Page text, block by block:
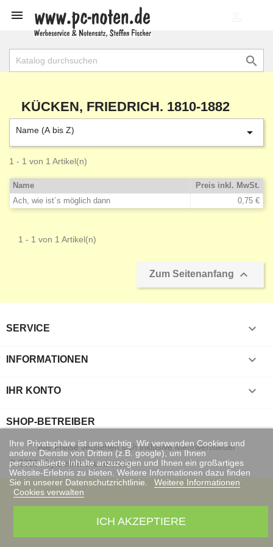


Ihre Privatsphäre ist uns wichtig. Wir verwenden Cookies und
andere Dienste von Dritten (z.B. google), um Ihnen
personalisierte Inhalte anzuzeigen und Ihnen ein großartiges
Website-Erlebnis zu bieten. Weitere Informationen dazu finden
Sie in unserer Datenschutzrichtlinie.
Weitere Informationen
Cookies verwalten
ICH AKZEPTIERE
KÜCKEN, FRIEDRICH. 1810-1882
Name (A bis Z) 
1 - 1 von 1 Artikel(n)
Name
Preis inkl. MwSt.
Ach, wie ist´s möglich dann
0,75 €
1 - 1 von 1 Artikel(n)
Zum Seitenanfang 
SERVICE 
INFORMATIONEN 
IHR KONTO 
SHOP-BETREIBER
Alle Preise verstehen sich inklusive Mehrwertsteuer
© 2026 - by sellmedia.services